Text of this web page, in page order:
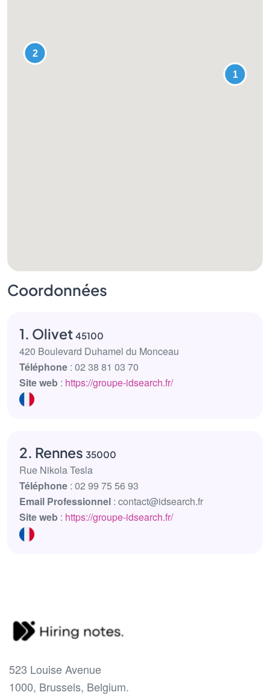
Coordonnées
1. Olivet 45100
420 Boulevard Duhamel du Monceau
Téléphone : 02 38 81 03 70
Site web : https://groupe-idsearch.fr/
2. Rennes 35000
Rue Nikola Tesla
Téléphone : 02 99 75 56 93
Email Professionnel : contact@idsearch.fr
Site web : https://groupe-idsearch.fr/
523 Louise Avenue
1000, Brussels, Belgium.